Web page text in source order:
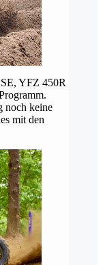
YFZ 450R
noch keine
mit den